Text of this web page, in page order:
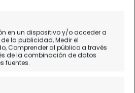
en un dispositivo y/o acceder a
la publicidad, Medir el
Comprender al público a través
de la combinación de datos
fuentes.
por